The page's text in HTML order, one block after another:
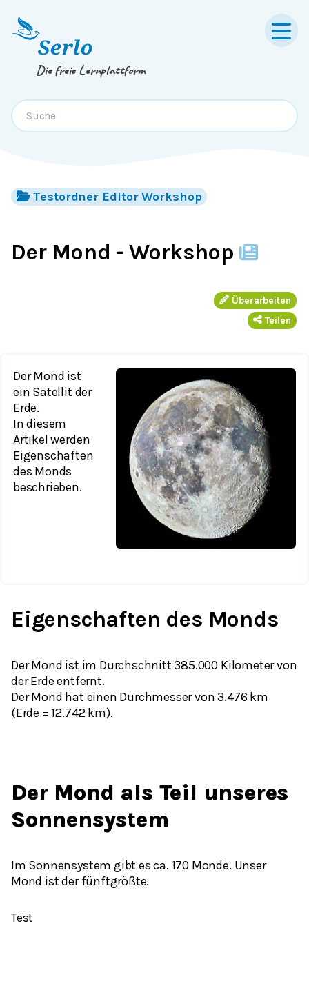
Springe zum
Die freie Lernplattform
Testordner Editor Workshop
Der Mond - Workshop
Überarbeiten
Teilen
Der Mond ist
ein Satellit der
Erde.
In diesem
Artikel werden
Eigenschaften
des Monds
beschrieben.
Eigenschaften des Monds
Der Mond ist im Durchschnitt 385.000 Kilometer von
der Erde entfernt.
Der Mond hat einen Durchmesser von 3.476 km
(Erde = 12.742 km).
Der Mond als Teil unseres
Sonnensystem
Im Sonnensystem gibt es ca. 170 Monde. Unser
Mond ist der fünftgrößte.
Test